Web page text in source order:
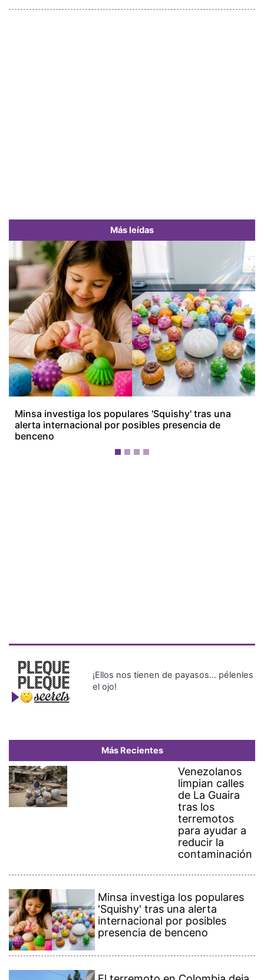
Más leídas
Minsa investiga los populares 'Squishy' tras una
alerta internacional por posibles presencia de
benceno
Previous Next
¡Ellos nos tienen de payasos… pélenles
el ojo!
Más Recientes
Venezolanos
limpian calles
de La Guaira
tras los
terremotos
para ayudar a
reducir la
contaminación
Minsa investiga los populares
'Squishy' tras una alerta
internacional por posibles
presencia de benceno